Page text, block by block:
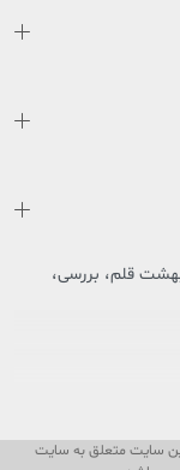
قلم، بررسی،
اهل فرهنگ و کتاب
معظم رهبری در
این بار سنگین فرهنگی
سایت متعلق به سایت